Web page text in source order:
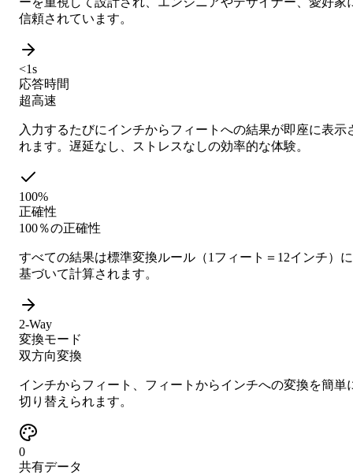
信頼されています。
<1s
応答時間
超高速
入力するたびにインチからフィートへの結果が即座に表示
れます。遅延なし、ストレスなしの効率的な体験。
100%
正確性
100％の正確性
すべての結果は標準変換ルール（1フィート＝12インチ）に
基づいて計算されます。
2-Way
変換モード
双方向変換
インチからフィート、フィートからインチへの変換を簡単
切り替えられます。
0
共有データ